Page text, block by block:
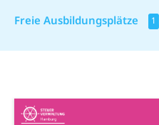
Freie Ausbildungsplätze 1